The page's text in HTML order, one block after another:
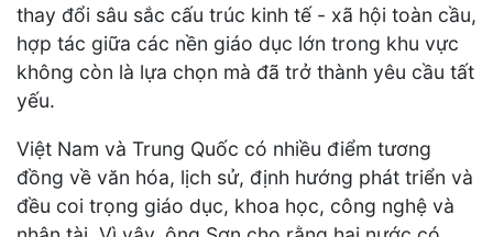
thay đổi sâu sắc cấu trúc kinh tế - xã hội toàn cầu,
hợp tác giữa các nền giáo dục lớn trong khu vực
không còn là lựa chọn mà đã trở thành yêu cầu tất
yếu.
Việt Nam và Trung Quốc có nhiều điểm tương
đồng về văn hóa, lịch sử, định hướng phát triển và
đều coi trọng giáo dục, khoa học, công nghệ và